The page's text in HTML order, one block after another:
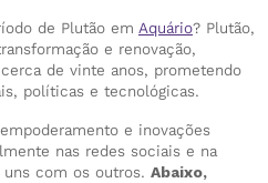
de Plutão em Aquário? Plutão,
e renovação,
de vinte anos, prometendo
políticas e tecnológicas.
e inovações
nas redes sociais e na
com os outros. Abaixo,